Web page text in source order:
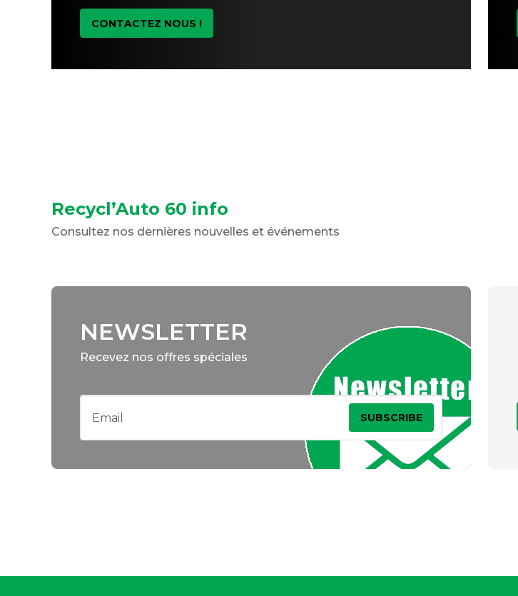
CONTACTEZ NOUS !
Recycl’Auto 60 info
Consultez nos dernières nouvelles et événements
NEWSLETTER
Recevez nos offres spéciales